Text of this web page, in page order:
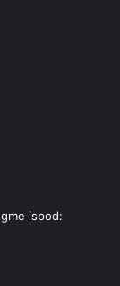
ispod: